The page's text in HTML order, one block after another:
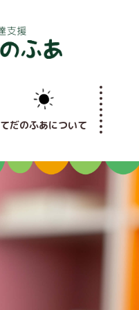
てだのふあについて